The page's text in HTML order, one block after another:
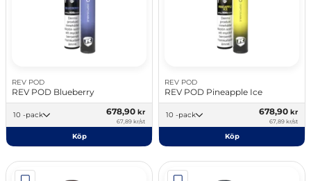
REV POD
REV POD Blueberry
10 -pack 678,90 kr
67,89 kr/st
Köp
REV POD
REV POD Pineapple Ice
10 -pack 678,90 kr
67,89 kr/st
Köp